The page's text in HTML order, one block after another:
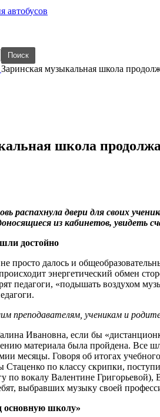
автобусов
Заринская музыкальная школа
школа
распахнула двери для своих
из кабинетов, увидеть
достойно
просто далось и
энергетический обмен
педагоги, «подышать воздухом
преподавателям, ученикам и
Ивановна, если бы
материала была пройдена. Все
месяцы. Говоря об итогах
Стаценко по классу скрипки,
по вокалу Валентине
выбравших музыку своей
основную школу»